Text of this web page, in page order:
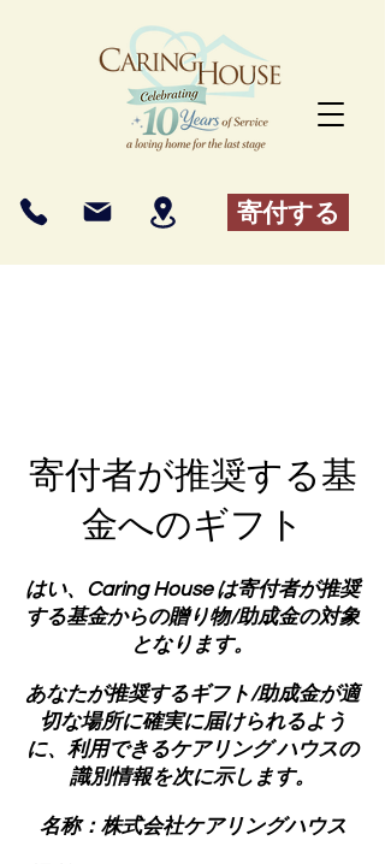
寄付する
寄付者が推奨する基
金へのギフト
はい、Caring House は寄付者が推奨
する基金からの贈り物/助成金の対象
となります。
あなたが推奨するギフト/助成金が適
切な場所に確実に届けられるよう
に、利用できるケアリング ハウスの
識別情報を次に示します。
名称：株式会社ケアリングハウス